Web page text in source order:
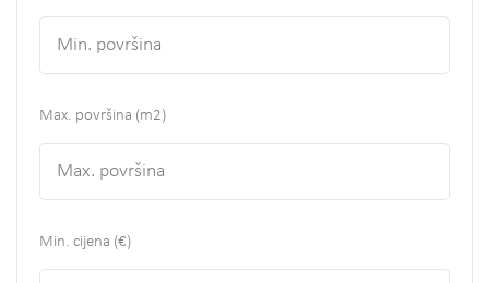
Max. površina (m2)
Min. cijena (€)